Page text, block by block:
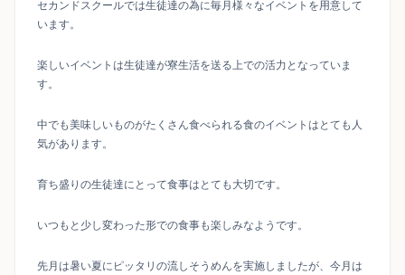
セカンドスクールでは生徒達の為に毎月様々なイベントを用意して
います。
楽しいイベントは生徒達が寮生活を送る上での活力となっていま
す。
中でも美味しいものがたくさん食べられる食のイベントはとても人
気があります。
育ち盛りの生徒達にとって食事はとても大切です。
いつもと少し変わった形での食事も楽しみなようです。
先月は暑い夏にピッタリの流しそうめんを実施しましたが、今月は